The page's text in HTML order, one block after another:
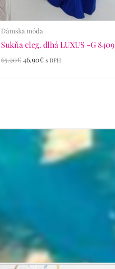
Dámska móda
Sukňa eleg. dlhá LUXUS -G 8409
65.90€ 46.90€ s DPH